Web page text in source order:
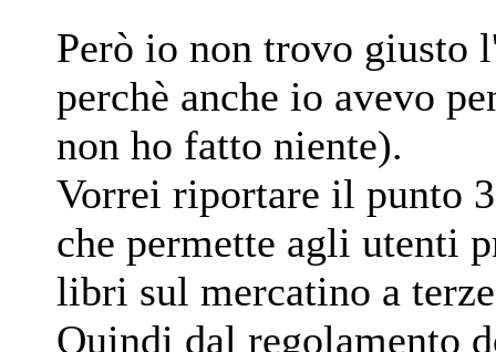
Però io non trovo giusto
perchè anche io avevo
non ho fatto niente).
Vorrei riportare il punto
che permette agli utenti
libri sul mercatino a
Quindi dal regolamento